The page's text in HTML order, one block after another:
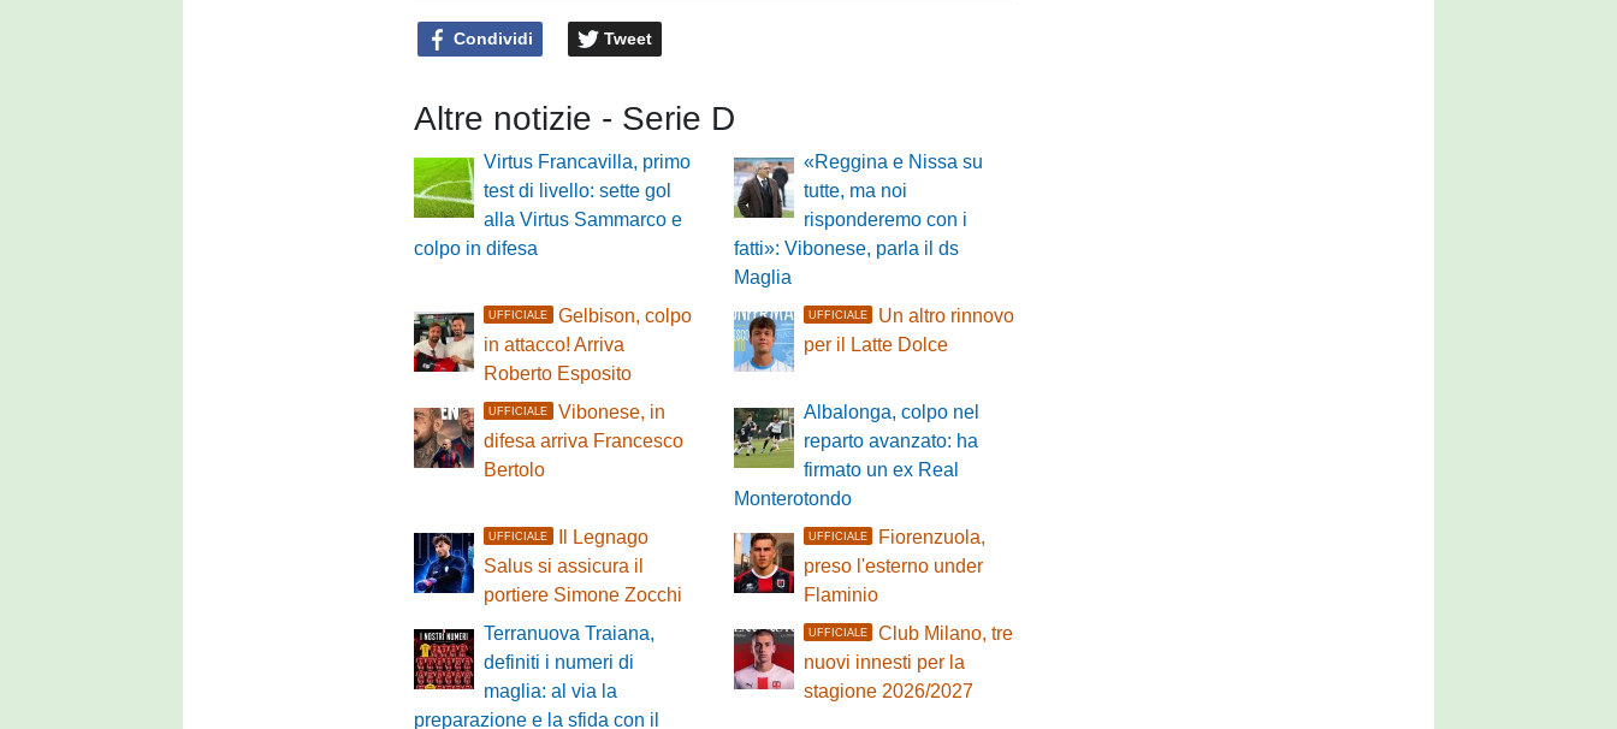
Condividi Tweet
Altre notizie - Serie D
Virtus Francavilla, primo
test di livello: sette gol
alla Virtus Sammarco e
colpo in difesa
«Reggina e Nissa su
tutte, ma noi
risponderemo con i
fatti»: Vibonese, parla il ds
Maglia
UFFICIALE
Gelbison, colpo
in attacco! Arriva
Roberto Esposito
UFFICIALE
Un altro rinnovo
per il Latte Dolce
UFFICIALE
Vibonese, in
difesa arriva Francesco
Bertolo
Albalonga, colpo nel
reparto avanzato: ha
firmato un ex Real
Monterotondo
UFFICIALE
Il Legnago
Salus si assicura il
portiere Simone Zocchi
UFFICIALE
Fiorenzuola,
preso l'esterno under
Flaminio
Terranuova Traiana,
definiti i numeri di
maglia: al via la
preparazione e la sfida con il
UFFICIALE
Club Milano, tre
nuovi innesti per la
stagione 2026/2027